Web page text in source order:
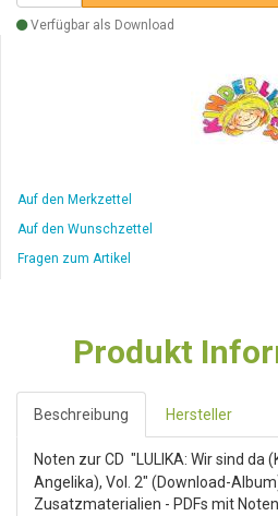
Verfügbar als Download
Auf den Merkzettel
Auf den Wunschzettel
Fragen zum Artikel
Produkt
Beschreibung Hersteller
Noten zur CD "LULIKA: Wir sind da
Angelika), Vol. 2" (Download-
Zusatzmaterialien - PDFs mit